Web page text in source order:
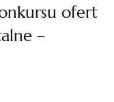
ofert
–